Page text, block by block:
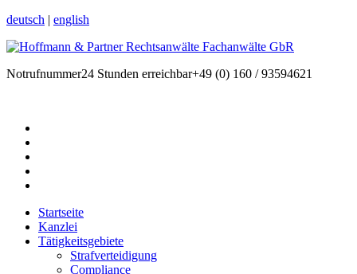
deutsch | english
Notrufnummer24 Stunden erreichbar+49 (0) 160 / 93594621
Startseite
Kanzlei
Tätigkeitsgebiete
Strafverteidigung
Compliance